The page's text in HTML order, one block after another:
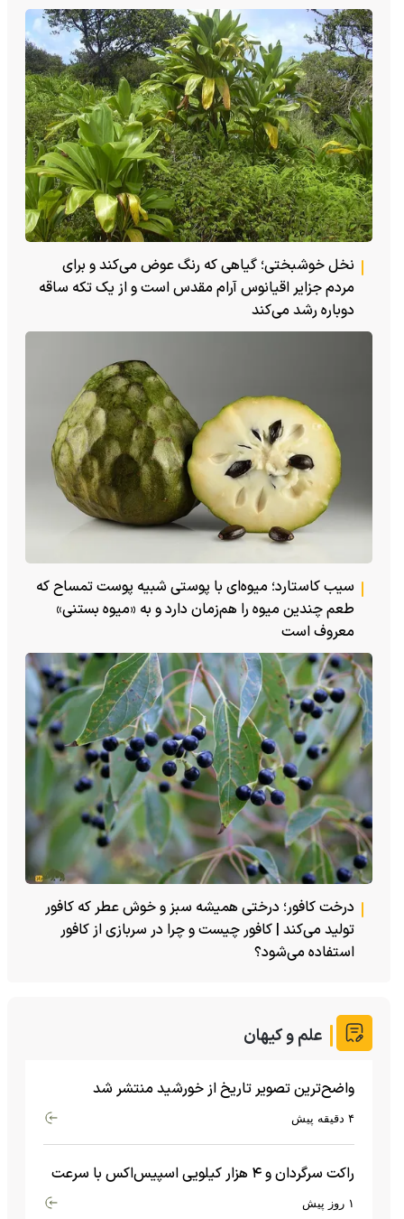
نخل خوشبختی؛ گیاهی که رنگ عوض می‌کند و برای
مردم جزایر اقیانوس آرام مقدس است و از یک تکه ساقه
دوباره رشد می‌کند
سیب کاستارد؛ میوه‌ای با پوستی شبیه پوست تمساح که
طعم چندین میوه را هم‌زمان دارد و به «میوه بستنی»
معروف است
درخت کافور؛ درختی همیشه سبز و خوش عطر که کافور
تولید می‌کند | کافور چیست و چرا در سربازی از کافور
استفاده می‌شود؟
علم و کیهان
واضح‌ترین تصویر تاریخ از خورشید منتشر شد
۴ دقیقه پیش
راکت سرگردان و ۴ هزار کیلویی اسپیس‌اکس با سرعت
هشت هزار و ۶۹۰ کیلومتر در ساعت به ماه برخورد کرد۱ روز پیش